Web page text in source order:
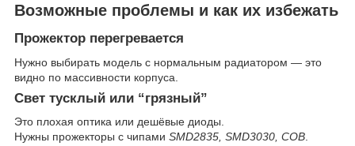
Возможные проблемы и как их избежать
Прожектор перегревается
Нужно выбирать модель с нормальным радиатором — это
видно по массивности корпуса.
Свет тусклый или “грязный”
Это плохая оптика или дешёвые диоды.
Нужны прожекторы с чипами SMD2835, SMD3030, COB.